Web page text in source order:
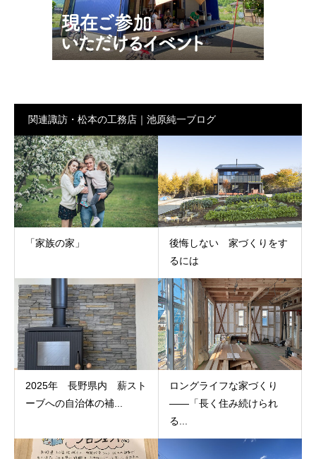
関連諏訪・松本の工務店｜池原純一ブログ
「家族の家」
後悔しない 家づくりをす
るには
2025年 長野県内 薪スト
ーブへの自治体の補...
ロングライフな家づくり
——「長く住み続けられ
る...